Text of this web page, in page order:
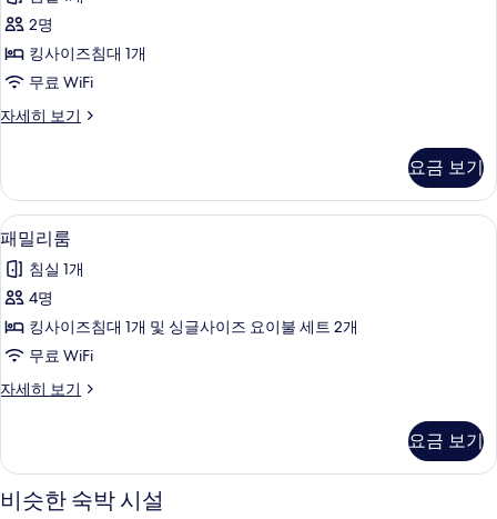
능
한
터
다
드
더
룸
층)
사
진
모
두
보
기
2명
킹사이즈침대 1개
무료 WiFi
자세히 보기
스
더
블
룸
(3,4
층)
자
히
보
요금 보기
패
밀
리
룸
사
모
보
기
11
패밀리룸
침실 1개
4명
킹사이즈침대 1개 및 싱글사이즈 요이불 세트 2개
무료 WiFi
자세히 보기
패
자
세
히
요금 보기
비슷한 숙박 시설